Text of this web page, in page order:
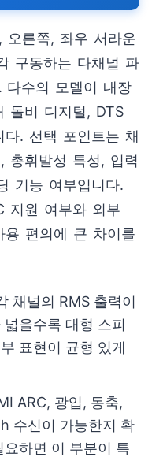
오른쪽, 좌우 서라운
구동하는 다채널 파
다수의 모델이 내장
돌비 디지털, DTS
다. 선택 포인트는 채
총휘발성 특성, 입력
기능 여부입니다.
지원 여부와 외부
용 편의에 큰 차이를
채널의 RMS 출력이
을수록 대형 스피
표현이 균형 있게
ARC, 광입, 동축,
수신이 가능한지 확
하면 이 부분이 특